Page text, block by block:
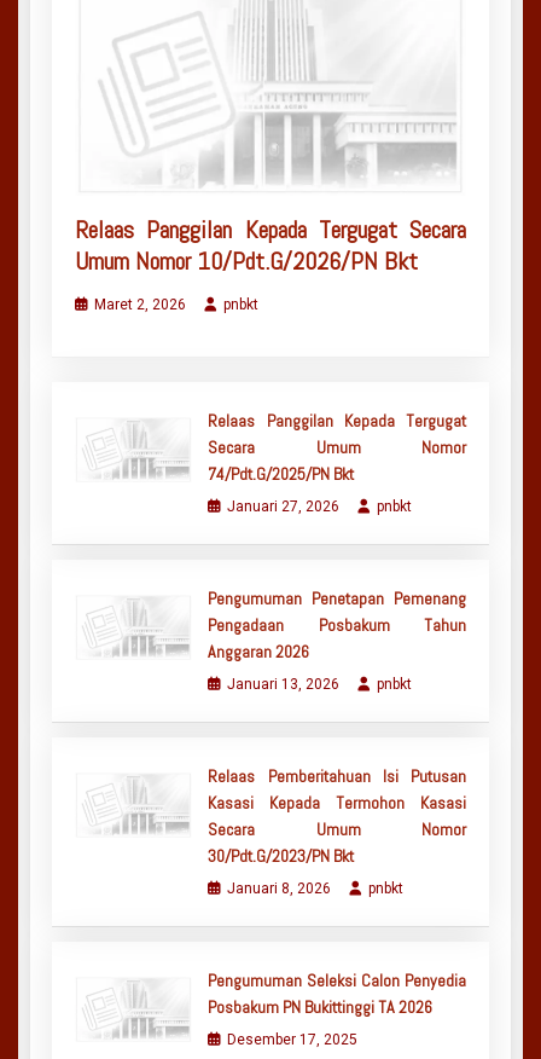
Relaas Panggilan Kepada Tergugat Secara
Umum Nomor 10/Pdt.G/2026/PN Bkt
Maret 2, 2026 pnbkt
Relaas Panggilan Kepada Tergugat
Secara Umum Nomor
74/Pdt.G/2025/PN Bkt
Januari 27, 2026 pnbkt
Pengumuman Penetapan Pemenang
Pengadaan Posbakum Tahun
Anggaran 2026
Januari 13, 2026 pnbkt
Relaas Pemberitahuan Isi Putusan
Kasasi Kepada Termohon Kasasi
Secara Umum Nomor
30/Pdt.G/2023/PN Bkt
Januari 8, 2026 pnbkt
Pengumuman Seleksi Calon Penyedia
Posbakum PN Bukittinggi TA 2026
Desember 17, 2025